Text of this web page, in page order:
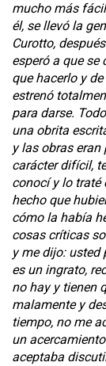
mucho más
él, se llevó la
Curotto,
esperó a que se
que hacerlo y
estrenó
para darse.
una obrita
y las obras eran
carácter difícil,
conocí y lo traté
hecho que
cómo la había
cosas críticas
y me dijo: usted
es un ingrato,
no hay y tienen
malamente y
tiempo, no me
un
aceptaba